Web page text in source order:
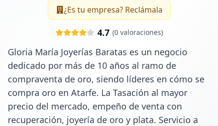
¿Es tu empresa? Reclámala
4.7 (0valoraciones)
Gloria María Joyerías Baratas es un negocio
dedicado por más de 10 años al ramo de
compraventa de oro, siendo líderes en cómo se
compra oro en Atarfe. La Tasación al mayor
precio del mercado, empeño de venta con
recuperación, joyería de oro y plata. Servicio a